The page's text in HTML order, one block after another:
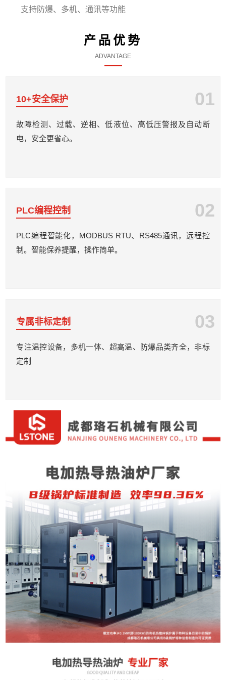
支持防爆、多机、通讯等功能
产品优势
ADVANTAGE
10+安全保护 01
故障检测、过载、逆相、低液位、高低压警报及自动断
电，安全更省心。
PLC编程控制 02
PLC编程智能化，MODBUS RTU、RS485通讯，远程控
制。智能保养提醒，操作简单。
专属非标定制 03
专注温控设备，多机一体、超高温、防爆品类齐全，非标
定制